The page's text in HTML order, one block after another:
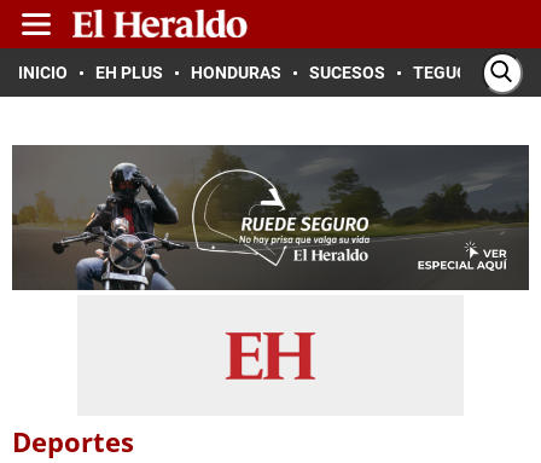
INICIO EH PLUS HONDURAS SUCESOS TEGUCIGALPA
Deportes